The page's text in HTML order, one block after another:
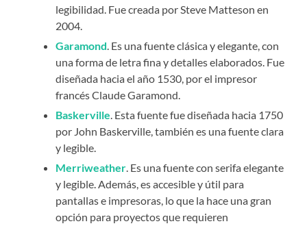
legibilidad. Fue creada por Steve Matteson en
2004.
Garamond. Es una fuente clásica y elegante, con
una forma de letra fina y detalles elaborados. Fue
diseñada hacia el año 1530, por el impresor
francés Claude Garamond.
Baskerville. Esta fuente fue diseñada hacia 1750
por John Baskerville, también es una fuente clara
y legible.
Merriweather. Es una fuente con serifa elegante
y legible. Además, es accesible y útil para
pantallas e impresoras, lo que la hace una gran
opción para proyectos que requieren